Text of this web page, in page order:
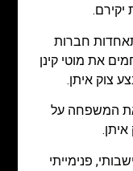
יקירם.
חברות
את מוטי קינן
צוק איתן.
המשפחה על
פנימייתי